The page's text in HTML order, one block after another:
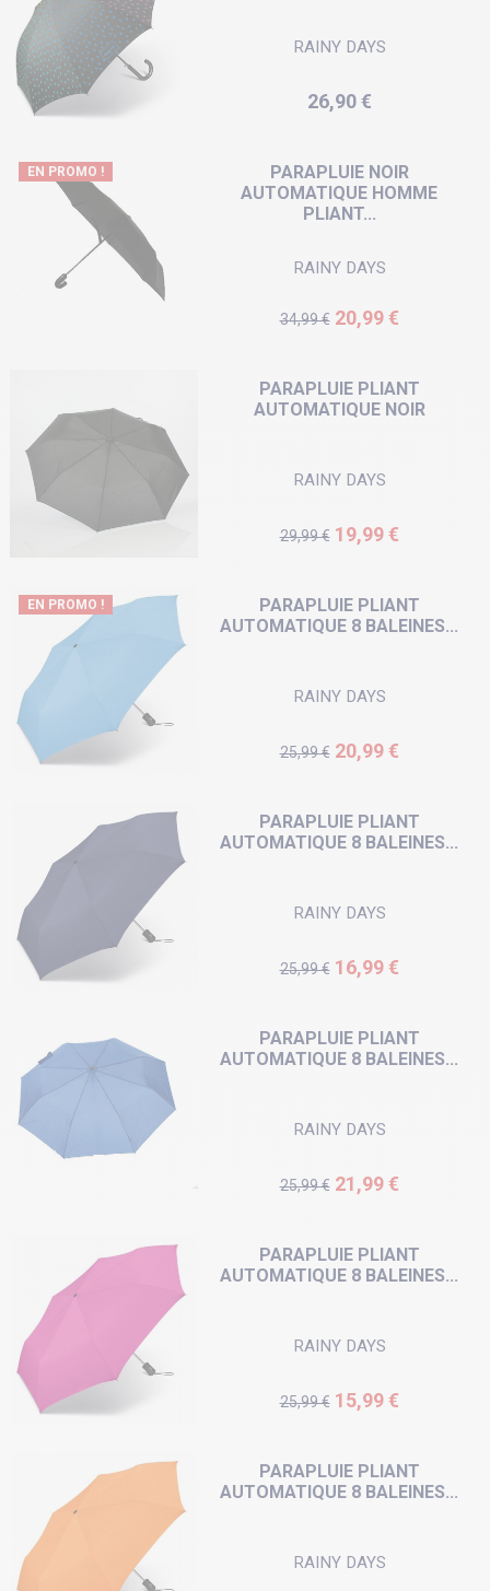
RAINY DAYS
Prix
26,90 €
PARAPLUIE NOIR
AUTOMATIQUE HOMME
PLIANT...
RAINY DAYS
Prix de base
34,99 € Prix
20,99 €
EN PROMO !
PARAPLUIE PLIANT
AUTOMATIQUE NOIR
RAINY DAYS
Prix de base
29,99 € Prix
19,99 €
PARAPLUIE PLIANT
AUTOMATIQUE 8 BALEINES...
RAINY DAYS
Prix de base
25,99 € Prix
20,99 €
EN PROMO !
PARAPLUIE PLIANT
AUTOMATIQUE 8 BALEINES...
RAINY DAYS
Prix de base
25,99 € Prix
16,99 €
PARAPLUIE PLIANT
AUTOMATIQUE 8 BALEINES...
RAINY DAYS
Prix de base
25,99 € Prix
21,99 €
PARAPLUIE PLIANT
AUTOMATIQUE 8 BALEINES...
RAINY DAYS
Prix de base
25,99 € Prix
15,99 €
PARAPLUIE PLIANT
AUTOMATIQUE 8 BALEINES...
RAINY DAYS